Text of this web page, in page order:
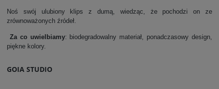
Noś swój ulubiony klips z dumą, wiedząc, że pochodzi on ze
zrównoważonych źródeł.
Za co uwielbiamy: biodegradowalny materiał, ponadczasowy design,
piękne kolory.
GOIA STUDIO